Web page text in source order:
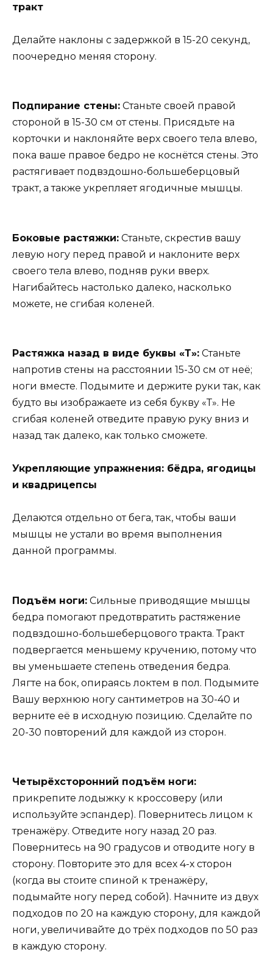
тракт
Делайте наклоны с задержкой в 15-20 секунд,
поочередно меняя сторону.
Подпирание стены: Станьте своей правой
стороной в 15-30 см от стены. Присядьте на
корточки и наклоняйте верх своего тела влево,
пока ваше правое бедро не коснётся стены. Это
растягивает подвздошно-большеберцовый
тракт, а также укрепляет ягодичные мышцы.
Боковые растяжки: Станьте, скрестив вашу
левую ногу перед правой и наклоните верх
своего тела влево, подняв руки вверх.
Нагибайтесь настолько далеко, насколько
можете, не сгибая коленей.
Растяжка назад в виде буквы «Т»: Станьте
напротив стены на расстоянии 15-30 см от неё;
ноги вместе. Подымите и держите руки так, как
будто вы изображаете из себя букву «Т». Не
сгибая коленей отведите правую руку вниз и
назад так далеко, как только сможете.
Укрепляющие упражнения: бёдра, ягодицы
и квадрицепсы
Делаются отдельно от бега, так, чтобы ваши
мышцы не устали во время выполнения
данной программы.
Подъём ноги: Сильные приводящие мышцы
бедра помогают предотвратить растяжение
подвздошно-большеберцового тракта. Тракт
подвергается меньшему кручению, потому что
вы уменьшаете степень отведения бедра.
Лягте на бок, опираясь локтем в пол. Подымите
Вашу верхнюю ногу сантиметров на 30-40 и
верните её в исходную позицию. Сделайте по
20-30 повторений для каждой из сторон.
Четырёхсторонний подъём ноги:
прикрепите лодыжку к кроссоверу (или
используйте эспандер). Повернитесь лицом к
тренажёру. Отведите ногу назад 20 раз.
Повернитесь на 90 градусов и отводите ногу в
сторону. Повторите это для всех 4-х сторон
(когда вы стоите спиной к тренажёру,
подымайте ногу перед собой). Начните из двух
подходов по 20 на каждую сторону, для каждой
ноги, увеличивайте до трёх подходов по 50 раз
в каждую сторону.